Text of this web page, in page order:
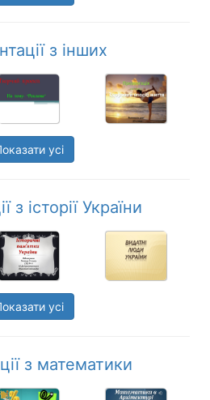
з інших
усі
з історії України
усі
з математики